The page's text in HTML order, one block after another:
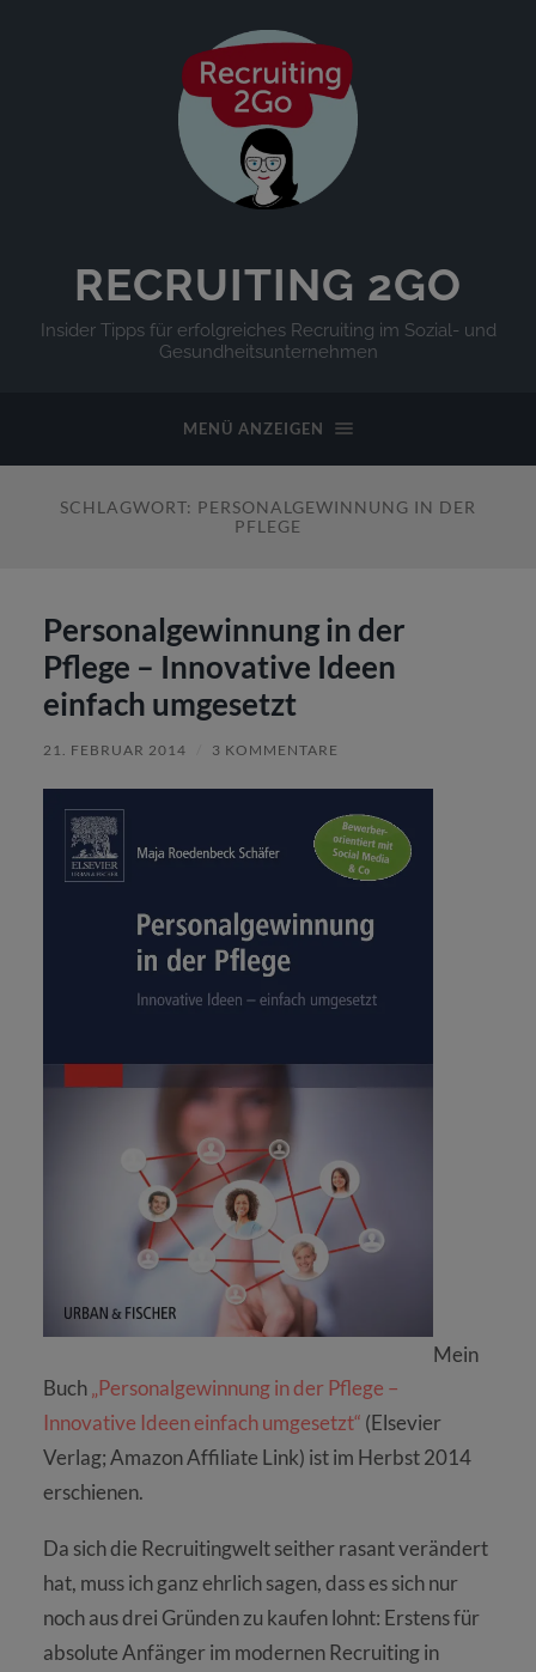
RECRUITING 2GO
Insider Tipps für erfolgreiches Recruiting im Sozial- und
Gesundheitsunternehmen
MENÜ ANZEIGEN
SCHLAGWORT: PERSONALGEWINNUNG IN DER
PFLEGE
Personalgewinnung in der
Pflege – Innovative Ideen
einfach umgesetzt
21. FEBRUAR 2014 3 KOMMENTARE
Mein
Buch„Personalgewinnung in der Pflege –
Innovative Ideen einfach umgesetzt“ (Elsevier
Verlag; Amazon Affiliate Link) ist im Herbst 2014
erschienen.
Da sich die Recruitingwelt seither rasant verändert
hat, muss ich ganz ehrlich sagen, dass es sich nur
noch aus drei Gründen zu kaufen lohnt: Erstens für
absolute Anfänger im modernen Recruiting in